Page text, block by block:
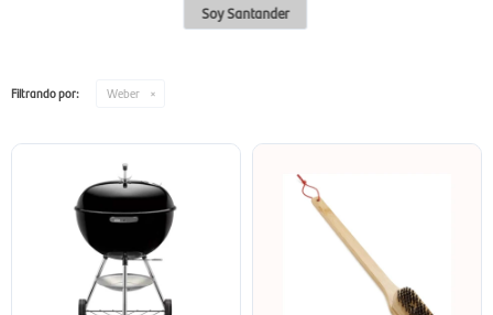
Soy Santander
Filtrando por: Weber